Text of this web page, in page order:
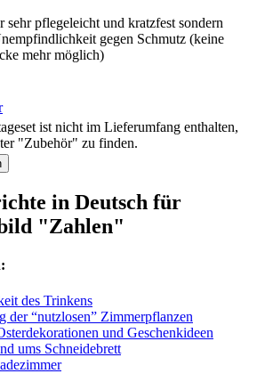
pflegeleicht und kratzfest sondern
gegen Schmutz (keine
mehr möglich)
ist nicht im Lieferumfang enthalten,
"Zubehör" zu finden.
in Deutsch für
"Zahlen"
des Trinkens
der “nutzlosen” Zimmerpflanzen
und Geschenkideen
ums Schneidebrett